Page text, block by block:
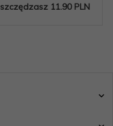
11.90 PLN